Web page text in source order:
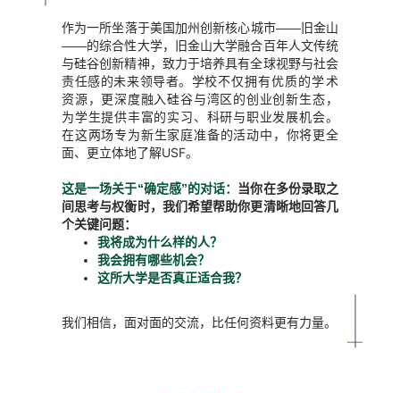
作为一所坐落于美国加州创新核心城市——旧金山
——的综合性大学，旧金山大学融合百年人文传统
与硅谷创新精神，致力于培养具有全球视野与社会
责任感的未来领导者。学校不仅拥有优质的学术
资源，更深度融入硅谷与湾区的创业创新生态，
为学生提供丰富的实习、科研与职业发展机会。
在这两场专为新生家庭准备的活动中，你将更全
面、更立体地了解USF。
这是一场关于“确定感”的对话：
当你在多份录取之
间思考与权衡时，我们希望帮助你更清晰地回答几
个关键问题：
我将成为什么样的人？
我会拥有哪些机会？
这所大学是否真正适合我？
我们相信，面对面的交流，比任何资料更有力量。